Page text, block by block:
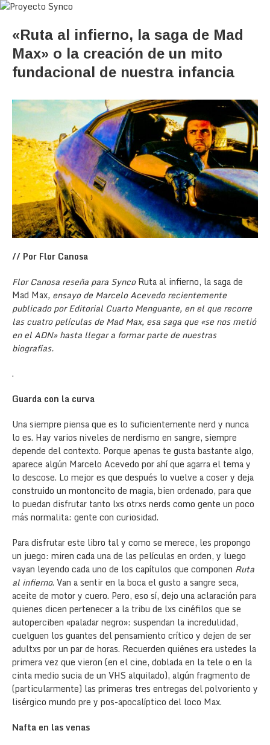
«Ruta al infierno, la saga de Mad
Max» o la creación de un mito
fundacional de nuestra infancia
// Por Flor Canosa
Flor Canosa reseña para SyncoRuta al infierno, la saga de
Mad Max, ensayo de Marcelo Acevedo recientemente
publicado por Editorial Cuarto Menguante, en el que recorre
las cuatro películas de Mad Max, esa saga que «se nos metió
en el ADN» hasta llegar a formar parte de nuestras
biografías.
.
Guarda con la curva
Una siempre piensa que es lo suficientemente nerd y nunca
lo es. Hay varios niveles de nerdismo en sangre, siempre
depende del contexto. Porque apenas te gusta bastante algo,
aparece algún Marcelo Acevedo por ahí que agarra el tema y
lo descose. Lo mejor es que después lo vuelve a coser y deja
construido un montoncito de magia, bien ordenado, para que
lo puedan disfrutar tanto lxs otrxs nerds como gente un poco
más normalita: gente con curiosidad.
Para disfrutar este libro tal y como se merece, les propongo
un juego: miren cada una de las películas en orden, y luego
vayan leyendo cada uno de los capítulos que componen Ruta
al infierno. Van a sentir en la boca el gusto a sangre seca,
aceite de motor y cuero. Pero, eso sí, dejo una aclaración para
quienes dicen pertenecer a la tribu de lxs cinéfilos que se
autoperciben «paladar negro»: suspendan la incredulidad,
cuelguen los guantes del pensamiento crítico y dejen de ser
adultxs por un par de horas. Recuerden quiénes era ustedes la
primera vez que vieron (en el cine, doblada en la tele o en la
cinta medio sucia de un VHS alquilado), algún fragmento de
(particularmente) las primeras tres entregas del polvoriento y
lisérgico mundo pre y pos-apocalíptico del loco Max.
Nafta en las venas